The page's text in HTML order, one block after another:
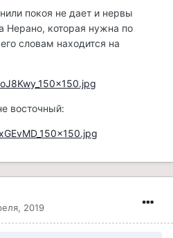
покоя не дает и нервы
Нерано, которая нужна по
словам находится на
восточный:
2019